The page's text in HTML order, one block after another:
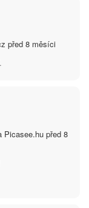
před 8 měsíci
Picasee.hu před 8